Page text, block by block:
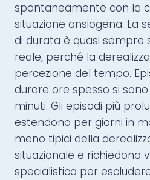
spontaneamente con la
situazione ansiogena. La
di durata è quasi sempre
reale, perché la
percezione del tempo.
durare ore spesso si
minuti. Gli episodi più
estendono per giorni in
meno tipici della
situazionale e richiedono
specialistica per